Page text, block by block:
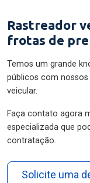
Rastreador
frotas de
Temos um grande
públicos com
veicular.
Faça contato agora
especializada que
contratação.
Solicite uma